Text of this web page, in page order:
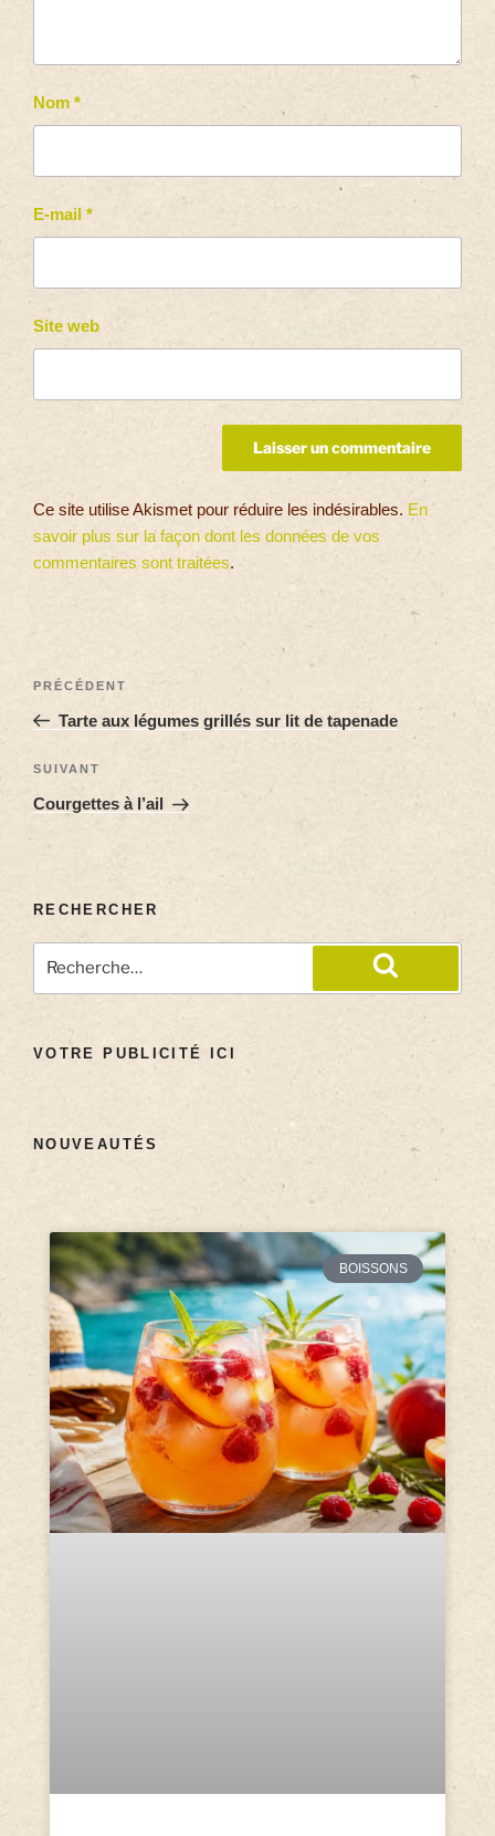
Nom *
E-mail *
Site web
Ce site utilise Akismet pour réduire les indésirables. En
savoir plus sur la façon dont les données de vos
commentaires sont traitées.
PRÉCÉDENT
Tarte aux légumes grillés sur lit de tapenade
SUIVANT
Courgettes à l’ail
RECHERCHER
VOTRE PUBLICITÉ ICI
NOUVEAUTÉS
BOISSONS